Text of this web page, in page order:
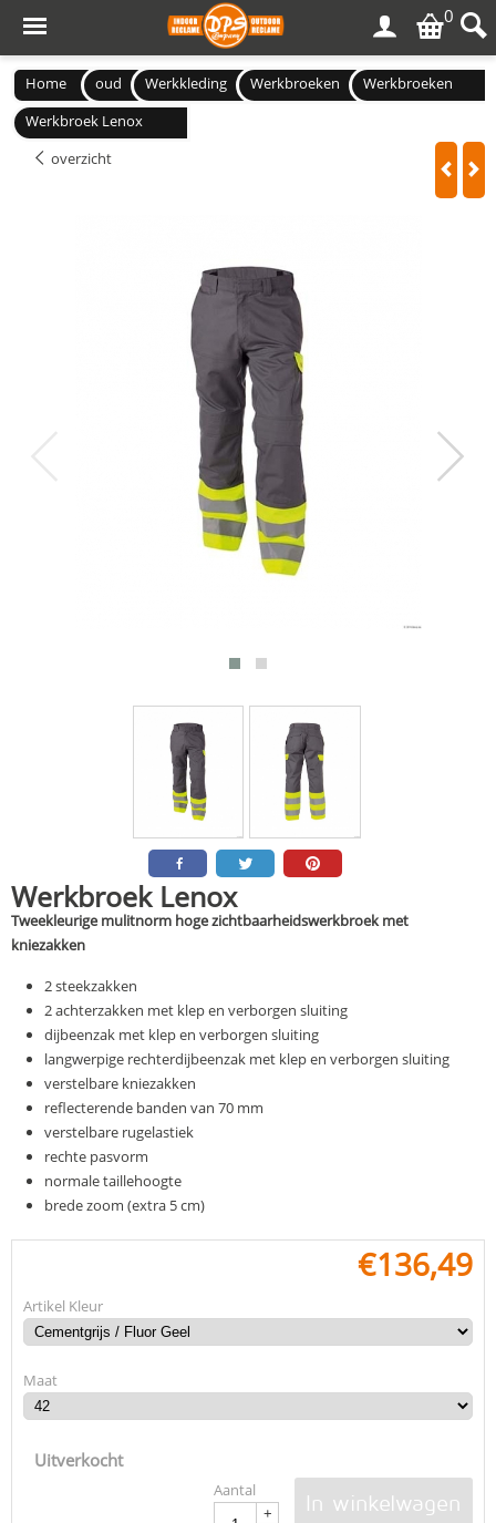
0
Home oud Werkkleding Werkbroeken
Werkbroeken
Werkbroek Lenox
overzicht
Werkbroek Lenox
Tweekleurige mulitnorm hoge zichtbaarheidswerkbroek met
kniezakken
2 steekzakken
2 achterzakken met klep en verborgen sluiting
dijbeenzak met klep en verborgen sluiting
langwerpige rechterdijbeenzak met klep en verborgen sluiting
verstelbare kniezakken
reflecterende banden van 70 mm
verstelbare rugelastiek
rechte pasvorm
normale taillehoogte
brede zoom (extra 5 cm)
€136,49
Artikel Kleur
Maat
Uitverkocht
Aantal
+
In winkelwagen